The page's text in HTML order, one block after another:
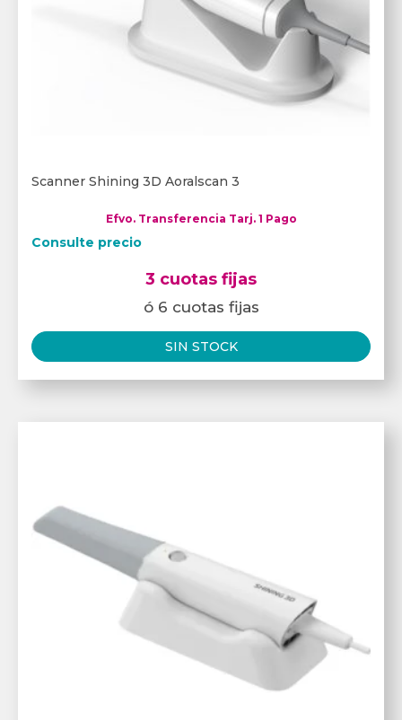
Scanner Shining 3D Aoralscan 3
Efvo. Transferencia Tarj. 1 Pago
Consulte precio
3 cuotas fijas
ó 6 cuotas fijas
SIN STOCK